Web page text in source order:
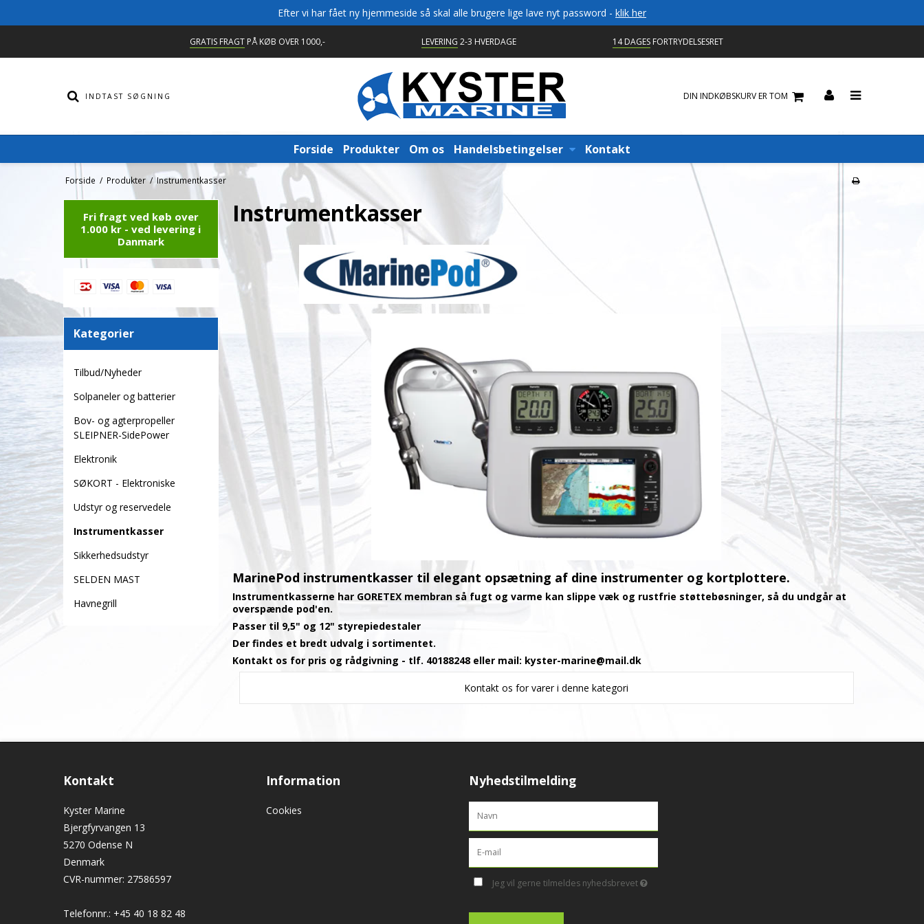
Efter vi har fået ny hjemmeside så skal alle brugere lige lave nyt password - klik her
GRATIS FRAGTPÅ KØB OVER 1000,- LEVERING 2-3 HVERDAGE 14 DAGESFORTRYDELSESRET
DIN INDKØBSKURV ER TOM
Forside Produkter Om os Handelsbetingelser Kontakt
Forside / Produkter / Instrumentkasser
Fri fragt ved køb over
1.000 kr - ved levering i
Danmark
Kategorier
Tilbud/Nyheder
Solpaneler og batterier
Bov- og agterpropeller
SLEIPNER-SidePower
Elektronik
SØKORT - Elektroniske
Udstyr og reservedele
Instrumentkasser
Sikkerhedsudstyr
SELDEN MAST
Havnegrill
Instrumentkasser
MarinePod instrumentkasser til elegant opsætning af dine instrumenter og kortplottere.
Instrumentkasserne har GORETEX membran så fugt og varme kan slippe væk og rustfrie støttebøsninger, så du undgår at
overspænde pod'en.
Passer til 9,5" og 12" styrepiedestaler
Der findes et bredt udvalg i sortimentet.
Kontakt os for pris og rådgivning - tlf. 40188248 eller mail: kyster-marine@mail.dk
Kontakt os for varer i denne kategori
Kontakt
Kyster Marine
Bjergfyrvangen 13
5270 Odense N
Denmark
CVR-nummer: 27586597
Telefonnr.: +45 40 18 82 48
Information
Cookies
Nyhedstilmelding
Jeg vil gerne tilmeldes nyhedsbrevet